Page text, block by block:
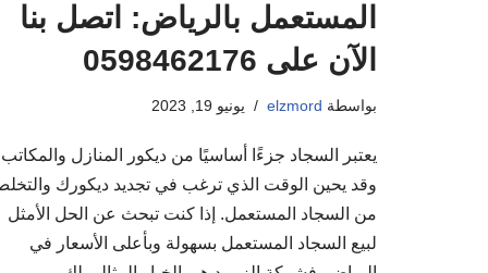
المستعمل بالرياض: اتصل بنا
الآن على 0598462176
بواسطة elzmord يونيو 19, 2023
يعتبر السجاد جزءًا أساسيًا من ديكور المنازل
وقد يحين الوقت الذي ترغب في تجديد ديكورك
من السجاد المستعمل. إذا كنت تبحث عن الحل الأمثل
لبيع السجاد المستعمل بسهولة وبأعلى الأسعار في